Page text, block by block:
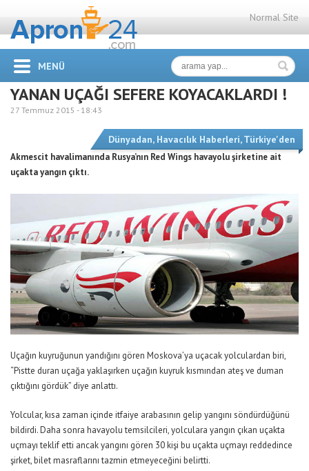
Normal Site
MENÜ
YANAN UÇAĞI SEFERE KOYACAKLARDI !
27 Temmuz 2015 - 18:43
Dünyadan, Havacılık Haberleri,Türkiye'den
Akmescit havalimanında Rusya’nın Red Wings havayolu şirketine ait
uçakta yangın çıktı.
Uçağın kuyruğunun yandığını gören Moskova’ya uçacak yolculardan biri,
“Pistte duran uçağa yaklaşırken uçağın kuyruk kısmından ateş ve duman
çıktığını gördük” diye anlattı.
Yolcular, kısa zaman içinde itfaiye arabasının gelip yangını söndürdüğünü
bildirdi. Daha sonra havayolu temsilcileri, yolculara yangın çıkan uçakta
uçmayı teklif etti ancak yangını gören 30 kişi bu uçakta uçmayı reddedince
şirket, bilet masraflarını tazmin etmeyeceğini belirtti.